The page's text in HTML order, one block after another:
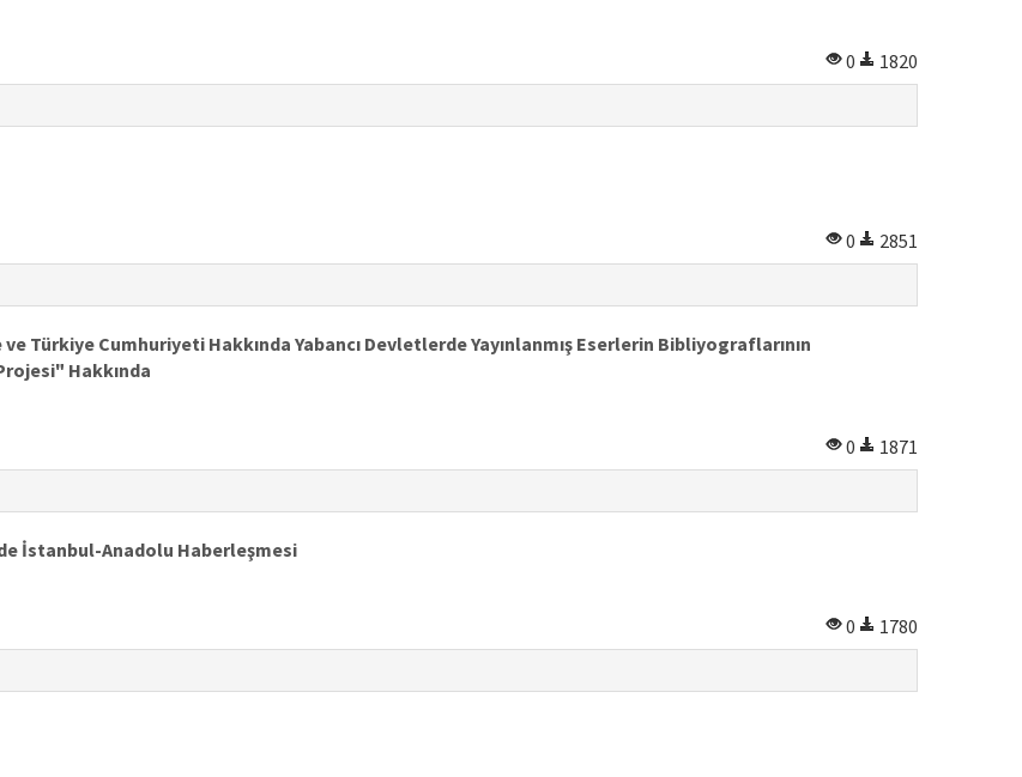
0
1820
0
2851
Türkiye Cumhuriyeti Hakkında Yabancı Devletlerde Yayınlanmış Eserlerin Bibliyograflarının
Hakkında
0
1871
İstanbul-Anadolu Haberleşmesi
0
1780